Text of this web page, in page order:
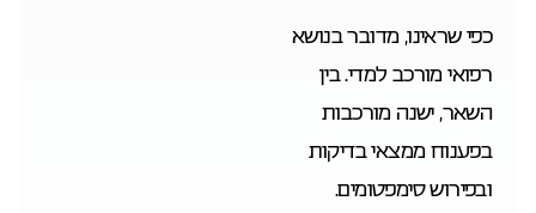
כפי שראינו, מדובר בנושא
רפואי מורכב למדי. בין
השאר, ישנה מורכבות
בפענוח ממצאי בדיקות
ובפירוש סימפטומים.